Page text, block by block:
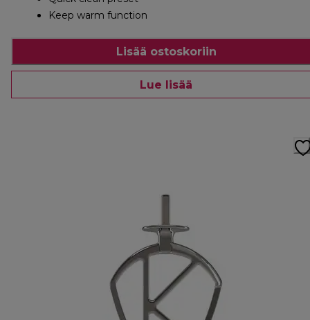
Keep warm function
Lisää ostoskoriin
Lue lisää